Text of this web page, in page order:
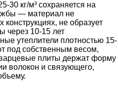
30 кг/м³ сохраняется на
— материал не
не образует
через 10-15 лет
утеплители плотностью 15-
под собственным весом,
плиты держат форму
волокон и связующего,